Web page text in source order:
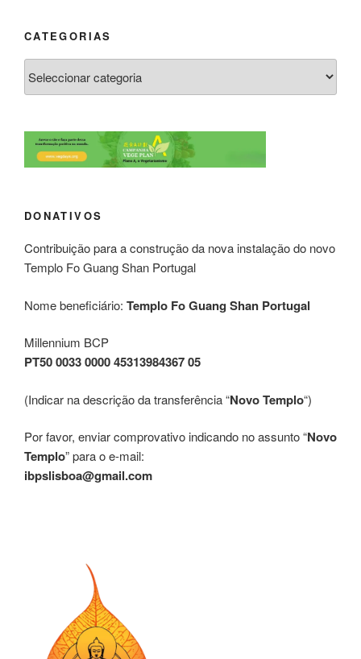
CATEGORIAS
DONATIVOS
Contribuição para a construção da nova instalação do novo
Templo Fo Guang Shan Portugal
Nome beneficiário: Templo Fo Guang Shan Portugal
Millennium BCP
PT50 0033 0000 45313984367 05
(Indicar na descrição da transferência “Novo Templo“)
Por favor, enviar comprovativo indicando no assunto “Novo
Templo” para o e-mail:
ibpslisboa@gmail.com